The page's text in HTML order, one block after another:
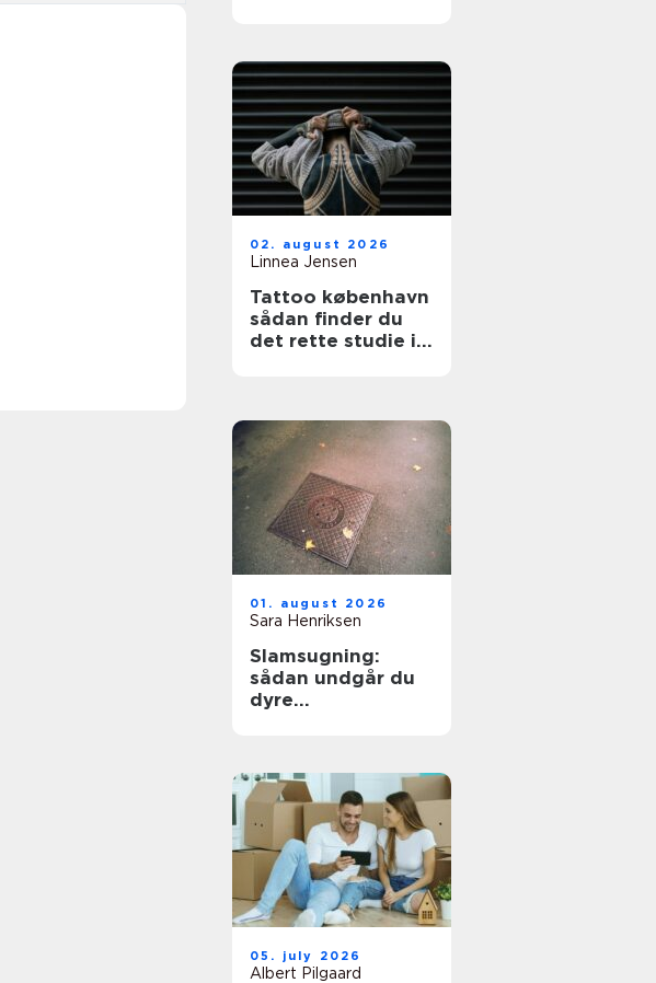
02. august 2026
Linnea Jensen
Tattoo københavn
sådan finder du
det rette studie i
01. august 2026
Sara Henriksen
Slamsugning:
sådan undgår du
dyre
05. july 2026
Albert Pilgaard